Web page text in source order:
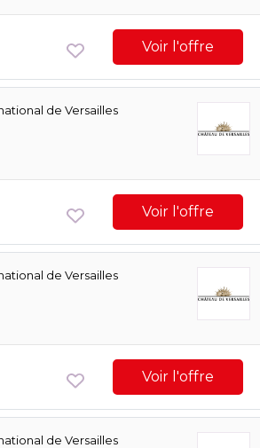
Voir l'offre
de Versailles
Voir l'offre
de Versailles
Voir l'offre
de Versailles